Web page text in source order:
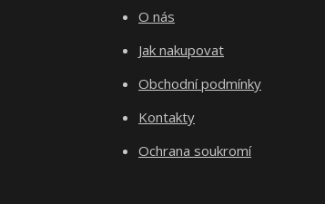
O nás
Jak nakupovat
Obchodní podmínky
Kontakty
Ochrana soukromí